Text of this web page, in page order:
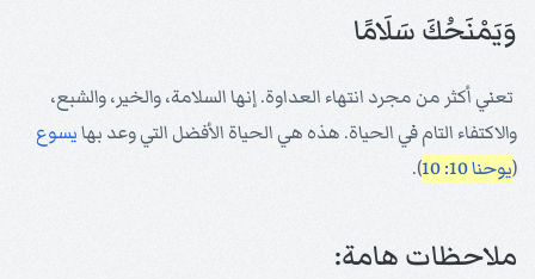
وَيَمْنَحُكَ سَلَامًا
تعني أكثر من مجرد انتهاء العداوة. إنها السلامة، والخير، والشبع،
والاكتفاء التام في الحياة. هذه هي الحياة الأفضل التي وعد بهايسوع
(يوحنا 10: 10 ).
ملاحظات هامة: